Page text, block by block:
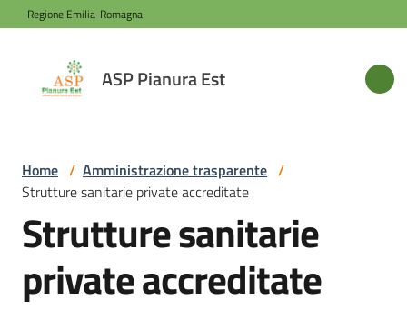
Vai al contenuto
Vai alla navigazione
Vai al footer
Regione Emilia-Romagna
ASP Pianura Est
ASP
Pianura
Azienda
Novità
Home / Amministrazione trasparente /
Strutture sanitarie private accreditate
Strutture sanitarie
private accreditate